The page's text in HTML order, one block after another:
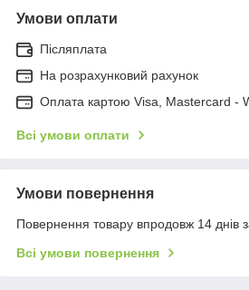
Умови оплати
Післяплата
На розрахунковий рахунок
Оплата картою Visa, Mastercard -
Всі умови оплати
Умови повернення
Повернення товару впродовж 14 днів
Всі умови повернення